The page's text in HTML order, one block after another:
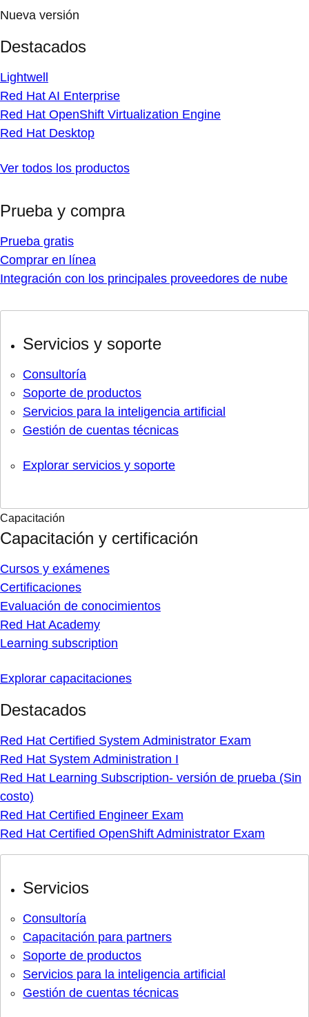
Nueva versión
Destacados
Lightwell
Red Hat AI Enterprise
Red Hat OpenShift Virtualization Engine
Red Hat Desktop
Ver todos los productos
Prueba y compra
Prueba gratis
Comprar en línea
Integración con los principales proveedores de nube
Servicios y soporte
Consultoría
Soporte de productos
Servicios para la inteligencia artificial
Gestión de cuentas técnicas
Explorar servicios y soporte
Capacitación
Capacitación y certificación
Cursos y exámenes
Certificaciones
Evaluación de conocimientos
Red Hat Academy
Learning subscription
Explorar capacitaciones
Destacados
Red Hat Certified System Administrator Exam
Red Hat System Administration I
Red Hat Learning Subscription- versión de prueba (Sin
costo)
Red Hat Certified Engineer Exam
Red Hat Certified OpenShift Administrator Exam
Servicios
Consultoría
Capacitación para partners
Soporte de productos
Servicios para la inteligencia artificial
Gestión de cuentas técnicas